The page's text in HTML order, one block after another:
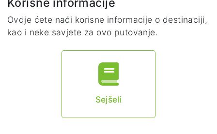
Korisne informacije
Ovdje ćete naći korisne informacije o destinaciji,
kao i neke savjete za ovo putovanje.
Sejšeli